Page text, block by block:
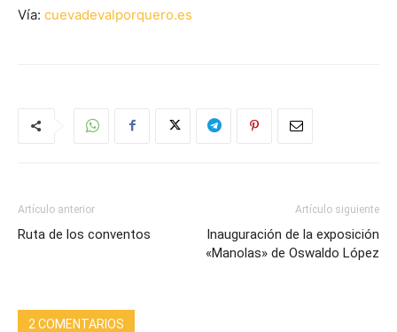
Vía: cuevadevalporquero.es
Artículo anterior
Ruta de los conventos
Artículo siguiente
Inauguración de la exposición
«Manolas» de Oswaldo López
2 COMENTARIOS